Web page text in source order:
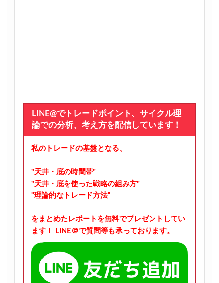
LINE@でトレードポイント、サイクル理
論での分析、考え方を配信しています！
私のトレードの基盤となる、
"天井・底の時間帯"
"天井・底を使った戦略の組み方"
"理論的なトレード方法"
をまとめたレポートを無料でプレゼントしてい
ます！
LINE＠で質問等も承っております。